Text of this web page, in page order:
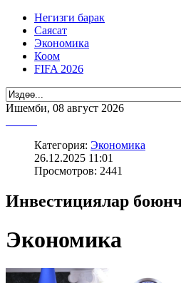
Негизги барак
Саясат
Экономика
Коом
FIFA 2026
Ишемби, 08 август 2026
Категория: Экономика
26.12.2025 11:01
Просмотров: 2441
Инвестициялар
Экономика